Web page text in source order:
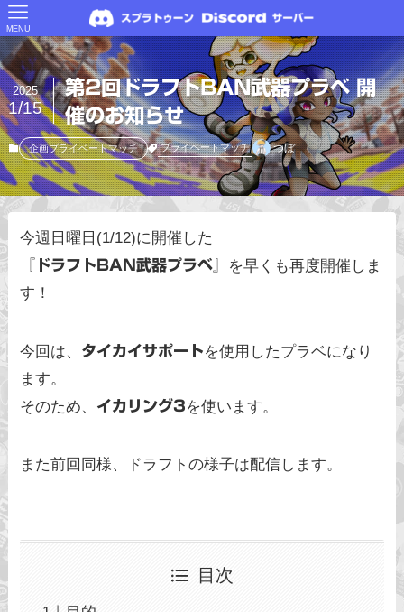
MENU
第2回ドラフトBAN武器プラベ 開
催のお知らせ
2025
1/15
企画プライベートマッチ プライベートマッチ つぼ
今週日曜日(1/12)に開催した
『ドラフトBAN武器プラベ』 を早くも再度開催しま
す！
今回は、 タイカイサポートを使用したプラベになり
ます。
そのため、 イカリング3を使います。
また前回同様、ドラフトの様子は配信します。
目次